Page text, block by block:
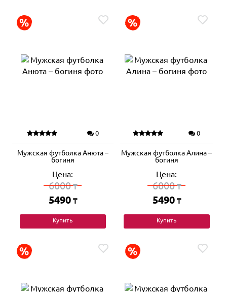
0
Мужская футболка Анюта –
богиня
Цена:
6000₸
5490 ₸
Купить
0
Мужская футболка Алина –
богиня
Цена:
6000₸
5490 ₸
Купить